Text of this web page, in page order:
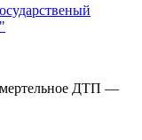
ДТП —